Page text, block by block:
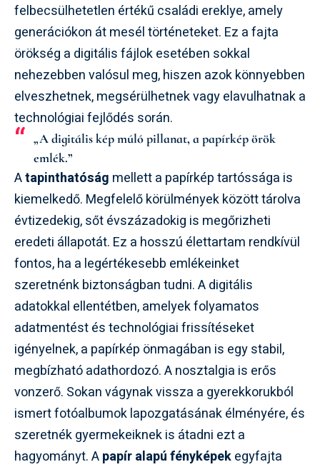
felbecsülhetetlen értékű családi ereklye, amely
generációkon át mesél történeteket. Ez a fajta
örökség a digitális fájlok esetében sokkal
nehezebben valósul meg, hiszen azok könnyebben
elveszhetnek, megsérülhetnek vagy elavulhatnak a
technológiai fejlődés során.
„A digitális kép múló pillanat, a papírkép örök
emlék.”
Atapinthatóság mellett a papírkép tartóssága is
kiemelkedő. Megfelelő körülmények között tárolva
évtizedekig, sőt évszázadokig is megőrizheti
eredeti állapotát. Ez a hosszú élettartam rendkívül
fontos, ha a legértékesebb emlékeinket
szeretnénk biztonságban tudni. A digitális
adatokkal ellentétben, amelyek folyamatos
adatmentést és technológiai frissítéseket
igényelnek, a papírkép önmagában is egy stabil,
megbízható adathordozó. A nosztalgia is erős
vonzerő. Sokan vágynak vissza a gyerekkorukból
ismert fotóalbumok lapozgatásának élményére, és
szeretnék gyermekeiknek is átadni ezt a
hagyományt. Apapír alapú fényképekegyfajta